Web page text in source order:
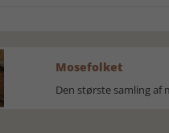
Mosefolket
Den største samling af